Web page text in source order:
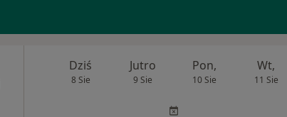
Dziś
8 Sie
Jutro
9 Sie
Pon,
10 Sie
Wt,
11 Sie